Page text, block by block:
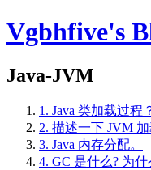
Vgbhfive's
Java-JVM
1. Java 类加载过程
2. 描述一下 JVM
3. Java 内存分配。
4. GC 是什么? 为什